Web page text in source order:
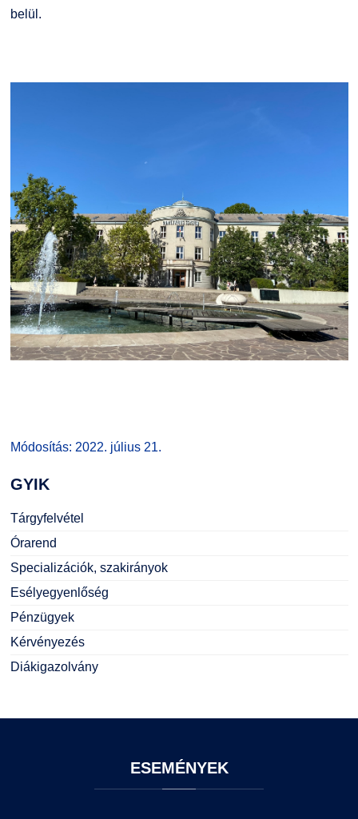
belül.
Módosítás: 2022. július 21.
GYIK
Tárgyfelvétel
Órarend
Specializációk, szakirányok
Esélyegyenlőség
Pénzügyek
Kérvényezés
Diákigazolvány
ESEMÉNYEK